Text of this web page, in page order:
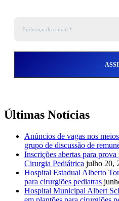
Últimas Notícias
Anúncios de vagas nos
grupo de discussão de
Inscrições abertas para
Cirurgia Pediátrica julho 20,
Hospital Estadual Alberto
para cirurgiões pediatras
Hospital Municipal Albert